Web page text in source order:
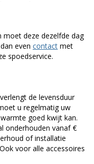
moet deze dezelfde dag
even contact met
spoedservice.
de levensduur
u regelmatig uw
goed kwijt kan.
onderhouden vanaf €
of installatie
voor alle accessoires